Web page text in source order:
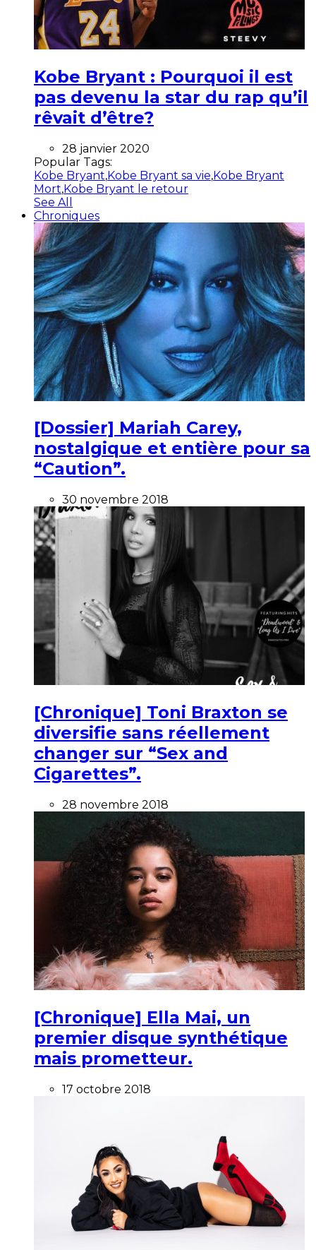
Kobe Bryant : Pourquoi il est
pas devenu la star du rap qu’il
rêvait d’être?
28 janvier 2020
Popular Tags:
Kobe Bryant,Kobe Bryant sa vie,Kobe Bryant
Mort,Kobe Bryant le retour
See All
Chroniques
[Dossier] Mariah Carey,
nostalgique et entière pour sa
“Caution”.
30 novembre 2018
[Chronique] Toni Braxton se
diversifie sans réellement
changer sur “Sex and
Cigarettes”.
28 novembre 2018
[Chronique] Ella Mai, un
premier disque synthétique
mais prometteur.
17 octobre 2018